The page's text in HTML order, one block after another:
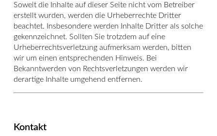
Soweit die Inhalte auf dieser Seite nicht vom Betreiber
erstellt wurden, werden die Urheberrechte Dritter
beachtet. Insbesondere werden Inhalte Dritter als solche
gekennzeichnet. Sollten Sie trotzdem auf eine
Urheberrechtsverletzung aufmerksam werden, bitten
wir um einen entsprechenden Hinweis. Bei
Bekanntwerden von Rechtsverletzungen werden wir
derartige Inhalte umgehend entfernen.
Kontakt